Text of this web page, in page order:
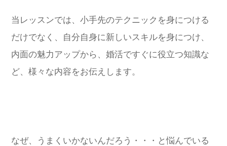
当レッスンでは、小手先のテクニックを身につける
だけでなく、自分自身に新しいスキルを身につけ、
内面の魅力アップから、婚活ですぐに役立つ知識な
ど、様々な内容をお伝えします。
なぜ、うまくいかないんだろう・・・と悩んでいる